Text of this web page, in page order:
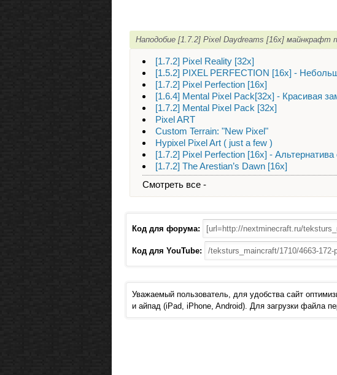
Наподобие [1.7.2] Pixel Daydreams [16х] майнкрафт
[1.7.2] Pixel Reality [32x]
[1.5.2] PIXEL PERFECTION [16х] -
[1.7.2] Pixel Perfection [16x]
[1.6.4] Mental Pixel Pack[32x] - Красивая
[1.7.2] Mental Pixel Pack [32x]
Pixel ART
Custom Terrain: "New Pixel"
Hypixel Pixel Art ( just a few )
[1.7.2] Pixel Perfection [16x] -
[1.7.2] The Arestian’s Dawn [16х]
Смотреть все -
Код для форума:
Код для YouTube:
Уважаемый пользователь, для удобства сайт
и айпад (iPad, iPhone, Android). Для загрузки файла